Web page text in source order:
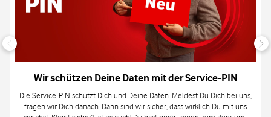
Wir schützen Deine Daten mit der Service-PIN
Die Service-PIN schützt Dich und Deine Daten. Meldest Du Dich bei uns,
fragen wir Dich danach. Dann sind wir sicher, dass wirklich Du mit uns